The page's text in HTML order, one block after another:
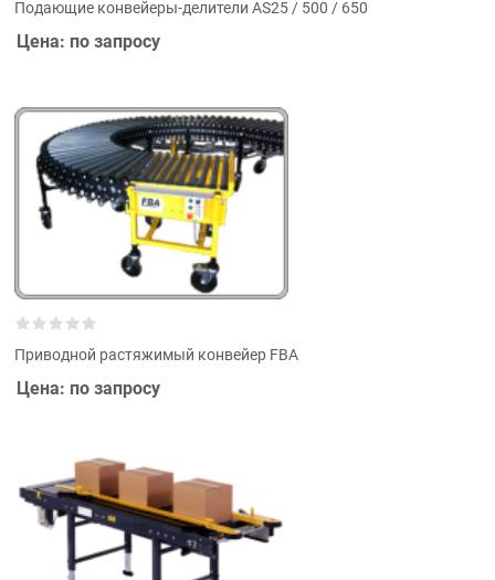
Подающие конвейеры-делители AS25 / 500 / 650
Цена: по запросу
Приводной растяжимый конвейер FBA
Цена: по запросу